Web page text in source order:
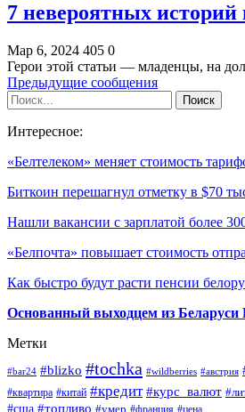
7 невероятных
Мар 6, 2024 405 0
Герои этой статьи — младенцы, на
Предыдущие сообщения
Интересное:
«Белтелеком» меняет стоимость
Биткоин перешагнул отметку в $70
Нашли вакансии с зарплатой более
«Белпочта» повышает стоимость
Как быстро будут расти пенсии
Основанный выходцем из Беларуси
Метки
#bar24 #blizko #tochka #wildberries #австрия
#квартира #китай #кредит #курс_валют
#сша #топливо #умер